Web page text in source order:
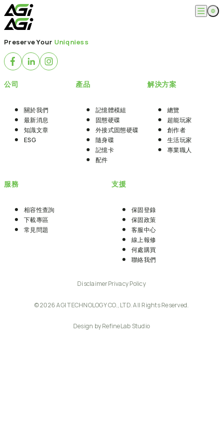
跳
至
主
要
容
English
繁體中文
關於我們
最新消息
產品
隨身碟
記憶卡
配件
創作者
生活玩家
專業職人
相容性查詢
下載專區
常見問題
支援
售後服務
Preserve Your Uniqniess
公司
關於我們
最新消息
知識文章
ESG
產品
記憶體模組
固態硬碟
外接式固態硬碟
隨身碟
記憶卡
配件
解決方案
總覽
超能玩家
創作者
生活玩家
專業職人
服務
相容性查詢
下載專區
常見問題
支援
保固登錄
保固政策
客服中心
線上報修
何處購買
聯絡我們
DisclaimerPrivacy Policy
© 2026 AGI TECHNOLOGY CO., LTD. All Rights Reserved.
Design by RefineLab Studio